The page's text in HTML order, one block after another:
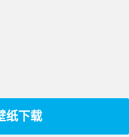
纸下载